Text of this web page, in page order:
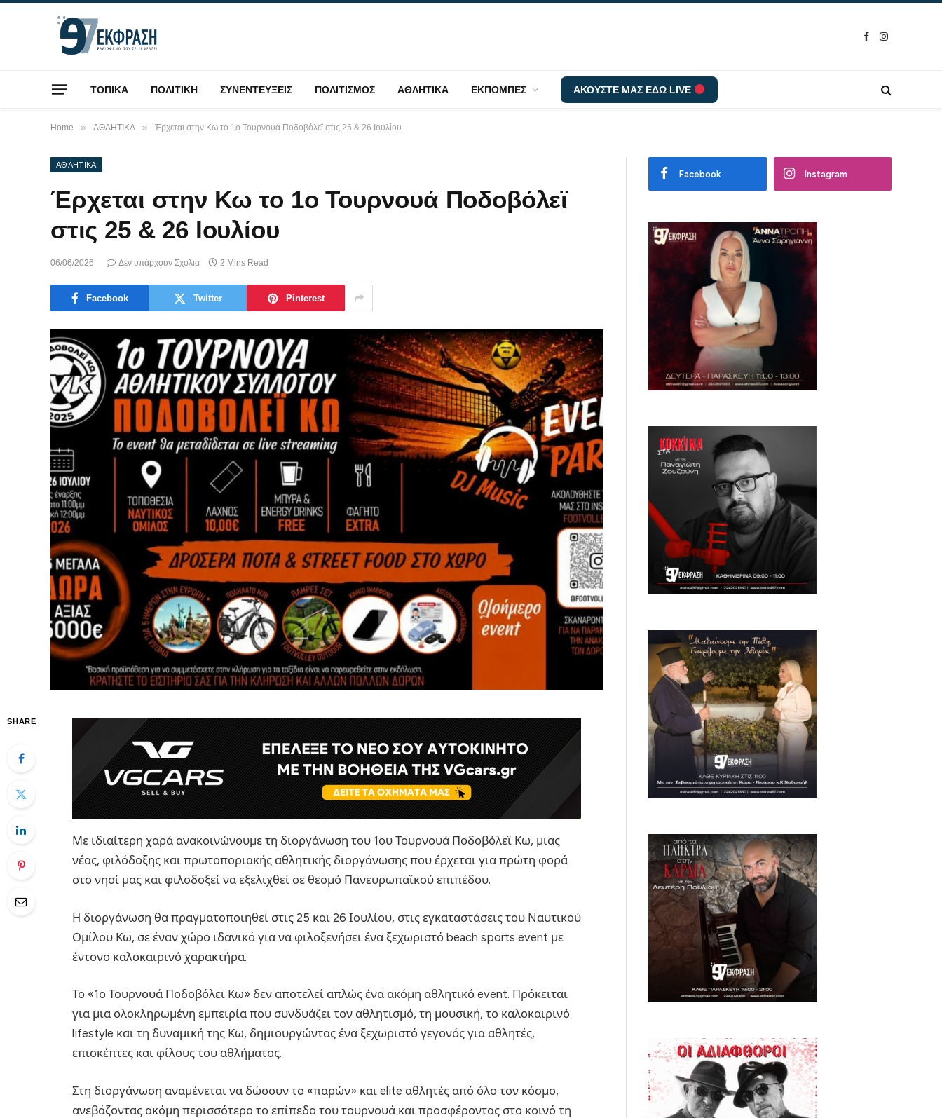
Facebook
Instagram
ΤΟΠΙΚΑ ΠΟΛΙΤΙΚΗ ΣΥΝΕΝΤΕΥΞΕΙΣ ΠΟΛΙΤΙΣΜΟΣ ΑΘΛΗΤΙΚΑ ΕΚΠΟΜΠΕΣ ΑΚΟΥΣΤΕ ΜΑΣ ΕΔΩ LIVE
Home » ΑΘΛΗΤΙΚΑ » Έρχεται στην Κω το 1ο Τουρνουά Ποδοβόλεϊ στις 25 & 26 Ιουλίου
ΑΘΛΗΤΙΚΑ
Έρχεται στην Κω το 1ο Τουρνουά Ποδοβόλεϊ
στις 25 & 26 Ιουλίου
06/06/2026 Δεν υπάρχουν Σχόλια 2 Mins Read
Facebook Twitter Pinterest
SHARE
Με ιδιαίτερη χαρά ανακοινώνουμε τη διοργάνωση του 1ου Τουρνουά Ποδοβόλεϊ Κω, μιας
νέας, φιλόδοξης και πρωτοποριακής αθλητικής διοργάνωσης που έρχεται για πρώτη φορά
στο νησί μας και φιλοδοξεί να εξελιχθεί σε θεσμό Πανευρωπαϊκού επιπέδου.
Η διοργάνωση θα πραγματοποιηθεί στις 25 και 26 Ιουλίου, στις εγκαταστάσεις του Ναυτικού
Ομίλου Κω, σε έναν χώρο ιδανικό για να φιλοξενήσει ένα ξεχωριστό beach sports event με
έντονο καλοκαιρινό χαρακτήρα.
Το «1ο Τουρνουά Ποδοβόλεϊ Κω» δεν αποτελεί απλώς ένα ακόμη αθλητικό event. Πρόκειται
για μια ολοκληρωμένη εμπειρία που συνδυάζει τον αθλητισμό, τη μουσική, το καλοκαιρινό
lifestyle και τη δυναμική της Κω, δημιουργώντας ένα ξεχωριστό γεγονός για αθλητές,
επισκέπτες και φίλους του αθλήματος.
Στη διοργάνωση αναμένεται να δώσουν το «παρών» και elite αθλητές από όλο τον κόσμο,
ανεβάζοντας ακόμη περισσότερο το επίπεδο του τουρνουά και προσφέροντας στο κοινό τη
Facebook Instagram